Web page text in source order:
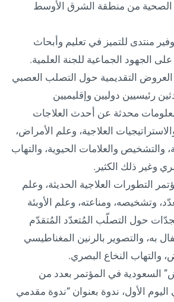
من منطقة الشرق الأوسط
منتدى للتميز في تعليم وأبحاث
على الجهود الجماعية للجنة العلمية.
التقديمية حول التصلب العصبي
رئيسيين دوليين وإقليميين
محدثة عن أحدث العلاجات
العلاجية، وعلم الأمراض،
والتشخيص والعلامات الحيوية، والتهاب
وغير ذلك الكثير.
التطورات العلاجية الحديثة، وعلم
وتشخيصه، ومناعته، وعلم الأوبئة
حول التصلّب المُتعدّد المُتقدّم
به، والتصوير بالرنين المغناطيسي
والتهاب النخاع البصري.
في المؤتمر بعدد من
الأول، ندوة بعنوان “ندوة مقدمي